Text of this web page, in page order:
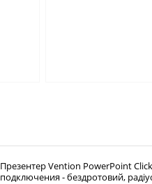
Презентер Vention PowerPoint
подключения - бездротовий,